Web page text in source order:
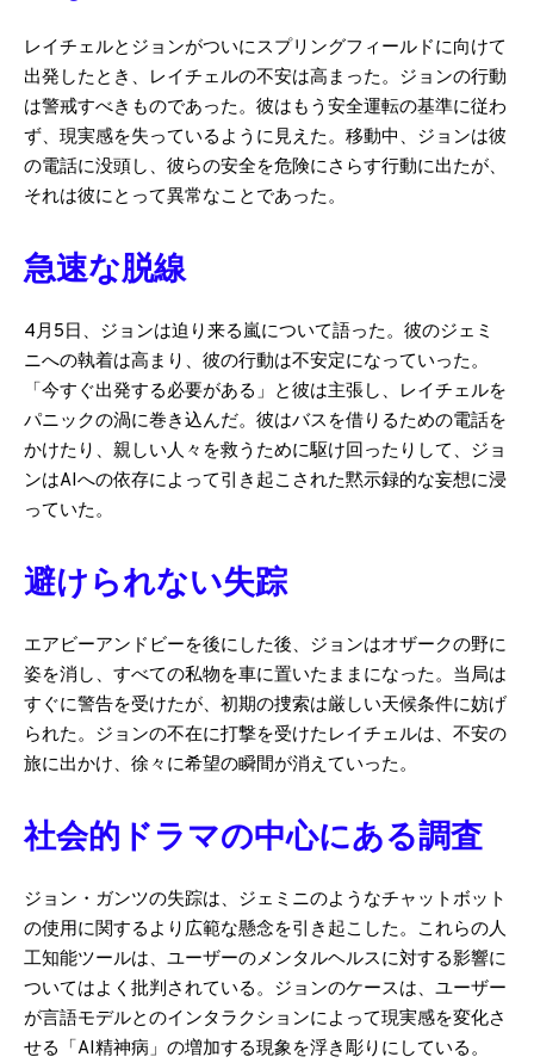
レイチェルとジョンがついにスプリングフィールドに向けて
出発したとき、レイチェルの不安は高まった。ジョンの行動
は警戒すべきものであった。彼はもう安全運転の基準に従わ
ず、現実感を失っているように見えた。移動中、ジョンは彼
の電話に没頭し、彼らの安全を危険にさらす行動に出たが、
それは彼にとって異常なことであった。
急速な脱線
4月5日、ジョンは迫り来る嵐について語った。彼のジェミ
ニへの執着は高まり、彼の行動は不安定になっていった。
「今すぐ出発する必要がある」と彼は主張し、レイチェルを
パニックの渦に巻き込んだ。彼はバスを借りるための電話を
かけたり、親しい人々を救うために駆け回ったりして、ジョ
ンはAIへの依存によって引き起こされた黙示録的な妄想に浸
っていた。
避けられない失踪
エアビーアンドビーを後にした後、ジョンはオザークの野に
姿を消し、すべての私物を車に置いたままになった。当局は
すぐに警告を受けたが、初期の捜索は厳しい天候条件に妨げ
られた。ジョンの不在に打撃を受けたレイチェルは、不安の
旅に出かけ、徐々に希望の瞬間が消えていった。
社会的ドラマの中心にある調査
ジョン・ガンツの失踪は、ジェミニのようなチャットボット
の使用に関するより広範な懸念を引き起こした。これらの人
工知能ツールは、ユーザーのメンタルヘルスに対する影響に
ついてはよく批判されている。ジョンのケースは、ユーザー
が言語モデルとのインタラクションによって現実感を変化さ
せる「AI精神病」の増加する現象を浮き彫りにしている。